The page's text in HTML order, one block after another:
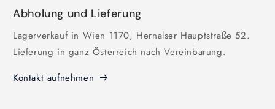
Abholung und Lieferung
Lagerverkauf in Wien 1170, Hernalser Hauptstraße 52.
Lieferung in ganz Österreich nach Vereinbarung.
Kontakt aufnehmen